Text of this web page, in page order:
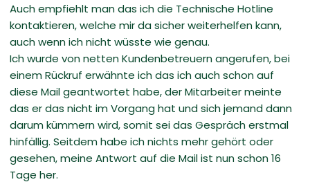
Auch empfiehlt man das ich die Technische Hotline
kontaktieren, welche mir da sicher weiterhelfen kann,
auch wenn ich nicht wüsste wie genau.
Ich wurde von netten Kundenbetreuern angerufen, bei
einem Rückruf erwähnte ich das ich auch schon auf
diese Mail geantwortet habe, der Mitarbeiter meinte
das er das nicht im Vorgang hat und sich jemand dann
darum kümmern wird, somit sei das Gespräch erstmal
hinfällig. Seitdem habe ich nichts mehr gehört oder
gesehen, meine Antwort auf die Mail ist nun schon 16
Tage her.